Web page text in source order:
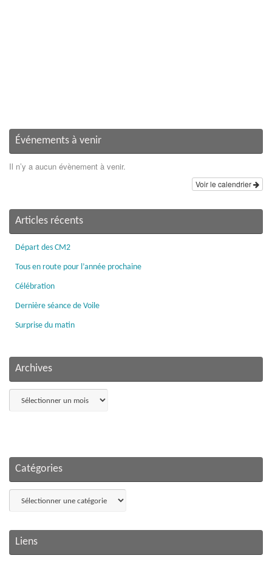
Événements à venir
Il n’y a aucun évènement à venir.
Voir le calendrier
Articles récents
Départ des CM2
Tous en route pour l’année prochaine
Célébration
Dernière séance de Voile
Surprise du matin
Archives
Catégories
Liens